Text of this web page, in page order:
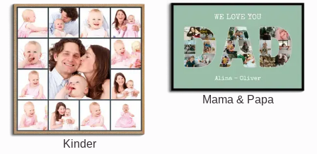
Kinder
Mama & Papa